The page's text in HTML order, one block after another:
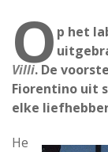
O p het
Villi. De
Fiorentino uit
elke
He